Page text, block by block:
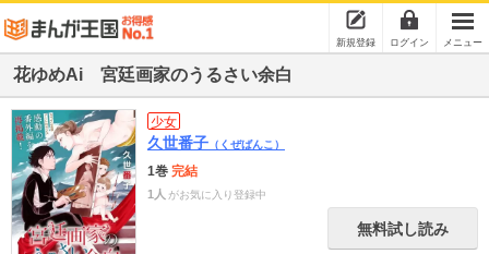
新規登録 ログイン メニュー
花ゆめAi 宮廷画家のうるさい余白
少女
久世番子 （くぜばんこ）
1巻 完結
1人 がお気に入り登録中
無料試し読み